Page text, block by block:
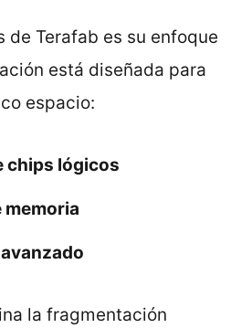
de Terafab es su enfoque
está diseñada para
espacio:
chips lógicos
memoria
la fragmentación